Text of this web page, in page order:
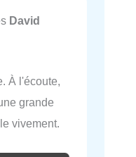
David
À l'écoute,
grande
vivement.